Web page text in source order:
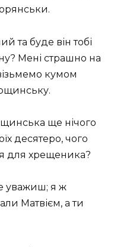
та буде він тобі
Мені страшно на
кумом
ще нічого
десятеро, чого
для хрещеника?
уважиш; я ж
Матвієм, а ти